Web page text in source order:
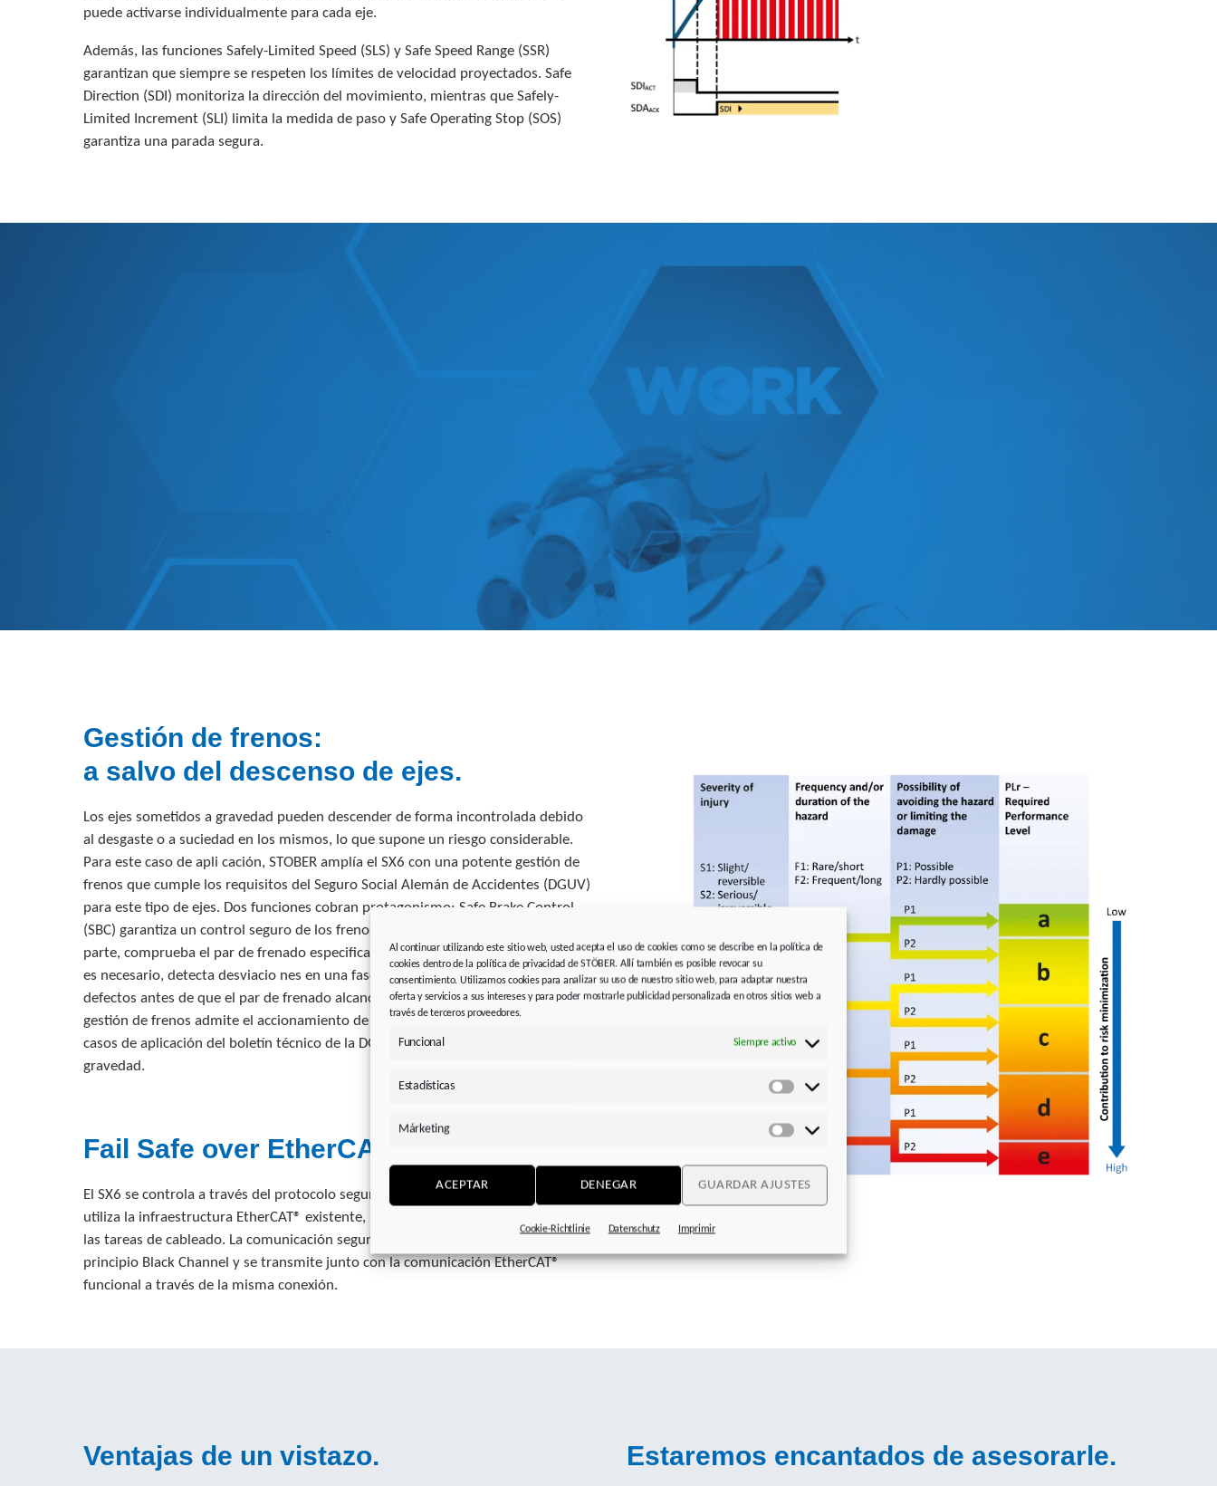
Al continuar utilizando este sitio web, usted acepta el uso de cookies como se describe en la política de
cookies dentro de la política de privacidad de STÖBER. Allí también es posible revocar su
consentimiento. Utilizamos cookies para analizar su uso de nuestro sitio web, para adaptar nuestra
oferta y servicios a sus intereses y para poder mostrarle publicidad personalizada en otros sitios web a
través de terceros proveedores.
Funcional Siempre activo
Estadísticas
Estadísticas
Márketing
Márketing
ACEPTAR DENEGAR GUARDAR AJUSTES
Cookie-Richtlinie Datenschutz Imprimir
puede activarse individualmente para cada eje.
Además, las funciones Safely-Limited Speed (SLS) y Safe Speed Range (SSR)
garantizan que siempre se respeten los límites de velocidad proyectados. Safe
Direction (SDI) monitoriza la dirección del movimiento, mientras que Safely-
Limited Increment (SLI) limita la medida de paso y Safe Operating Stop (SOS)
garantiza una parada segura.
Gestión de frenos:
a salvo del descenso de ejes.
Los ejes sometidos a gravedad pueden descender de forma incontrolada debido
al desgaste o a suciedad en los mismos, lo que supone un riesgo considerable.
Para este caso de apli cación, STOBER amplía el SX6 con una potente gestión de
frenos que cumple los requisitos del Seguro Social Alemán de Accidentes (DGUV)
para este tipo de ejes. Dos funciones cobran protagonismo: Safe Brake Control
(SBC) garantiza un control seguro de los frenos. Safe Brake Test (SBT), por su
parte, comprueba el par de frenado especificado a intervalos definidos cuando
es necesario, detecta desviacio nes en una fase temprana y revela posibles
defectos antes de que el par de frenado alcance un estado crítico. Dado que la
gestión de frenos admite el accionamiento de hasta dos fre nos, cubre todos los
casos de aplicación del boletín técnico de la DGUV sobre ejes sometidos a
gravedad.
Fail Safe over EtherCAT.
El SX6 se controla a través del protocolo seguro Fail Safe over EtherCAT (FSoE) y
utiliza la infraestructura EtherCAT® existente, lo que reduce considerablemente
las tareas de cableado. La comunicación segura se lleva a cabo conforme al
principio Black Channel y se transmite junto con la comunicación EtherCAT®
funcional a través de la misma conexión.
Ventajas de un vistazo. Estaremos encantados de asesorarle.